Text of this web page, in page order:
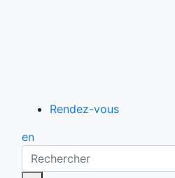
Rendez-vous
en
Rechercher